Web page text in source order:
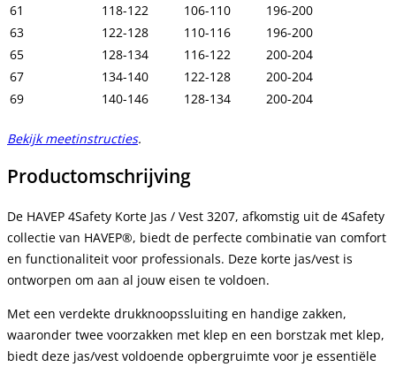
61
118-122 106-110
196-200
63
122-128 110-116
196-200
65
128-134 116-122
200-204
67
134-140 122-128
200-204
69
140-146 128-134 200-204
Bekijk meetinstructies.
Productomschrijving
De HAVEP 4Safety Korte Jas / Vest 3207, afkomstig uit de 4Safety
collectie van HAVEP®, biedt de perfecte combinatie van comfort
en functionaliteit voor professionals. Deze korte jas/vest is
ontworpen om aan al jouw eisen te voldoen.
Met een verdekte drukknoopssluiting en handige zakken,
waaronder twee voorzakken met klep en een borstzak met klep,
biedt deze jas/vest voldoende opbergruimte voor je essentiële